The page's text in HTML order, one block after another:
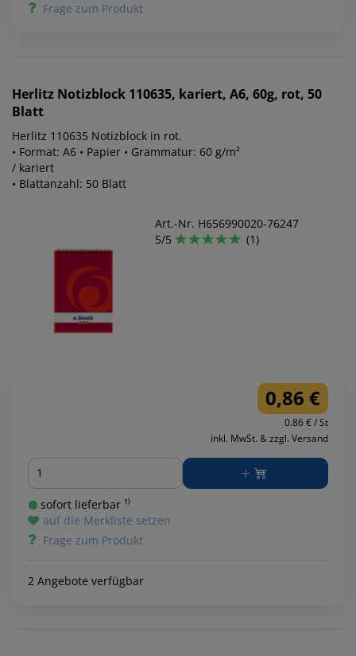
Frage zum Produkt
Herlitz Notizblock 110635, kariert, A6, 60g, rot, 50
Blatt
Herlitz 110635 Notizblock in rot.
• Format: A6 • Papier • Grammatur: 60 g/m²
/ kariert
• Blattanzahl: 50 Blatt
Art.-Nr. H656990020-76247
5/5
(1)
0,86 €
0.86 € / St
inkl. MwSt. & zzgl. Versand
Menge
sofort lieferbar ¹⁾
auf die Merkliste setzen
Frage zum Produkt
2 Angebote verfügbar